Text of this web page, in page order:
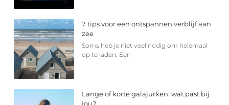
7 tips voor een ontspannen verblijf aan
zee
Soms heb je niet veel nodig om helemaal
op te laden. Een
Lange of korte galajurken: wat past bij
jou?